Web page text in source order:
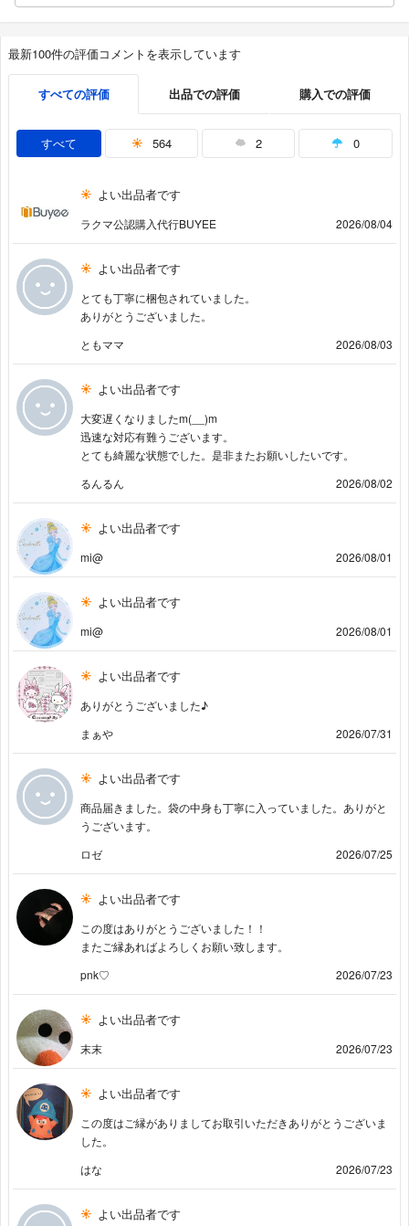
最新100件の評価コメントを表示しています
すべての評価 出品での評価 購入での評価
すべて 564 2 0
よい出品者です
ラクマ公認購入代行BUYEE 2026/08/04
よい出品者です
とても丁寧に梱包されていました。
ありがとうございました。
ともママ
2026/08/03
よい出品者です
大変遅くなりましたm(__)m
迅速な対応有難うございます。
とても綺麗な状態でした。是非またお願いしたいです。
るんるん
2026/08/02
よい出品者です
mi@ 2026/08/01
よい出品者です
mi@ 2026/08/01
よい出品者です
ありがとうございました♪
まぁや
2026/07/31
よい出品者です
商品届きました。袋の中身も丁寧に入っていました。ありがと
うございます。
ロゼ
2026/07/25
よい出品者です
この度はありがとうございました！！
またご縁あればよろしくお願い致します。
pnk♡
2026/07/23
よい出品者です
末末 2026/07/23
よい出品者です
この度はご縁がありましてお取引いただきありがとうございま
した。
はな
2026/07/23
よい出品者です